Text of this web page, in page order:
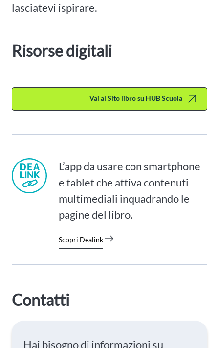
lasciatevi ispirare.
Risorse digitali
Vai al Sito libro su HUB Scuola
L’app da usare con smartphone
e tablet che attiva contenuti
multimediali inquadrando le
pagine del libro.
Scopri Dealink
Contatti
Hai bisogno di informazioni su